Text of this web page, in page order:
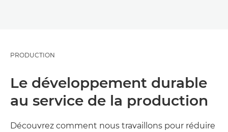
PRODUCTION
Le développement durable
au service de la production
Découvrez comment nous travaillons pour réduire